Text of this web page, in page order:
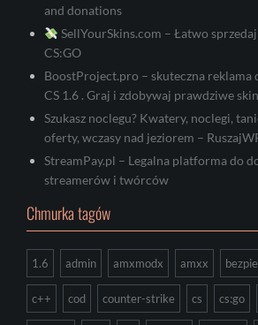
and donations
SellYourSkins.com – Łatwo
CS:GO
BoostProject.pro – skuteczna reklama
CS 1.6 . Graj i zdobywaj prawdziwe
Szukasz noclegu? Kwatery, noclegi,
oferty, wczasy nad jeziorem –
StreamPay.pl – Legalna platforma do
streamerów i twórców
Chmurka tagów
1.6 admin amxmodx amxx
c++ cod counter-strike cs cs:go